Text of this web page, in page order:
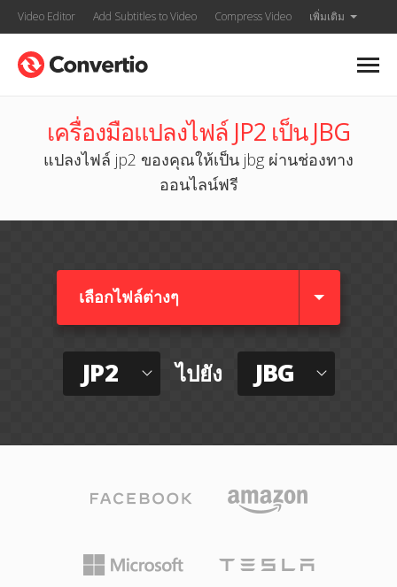
Video Editor Add Subtitles to Video Compress Video เพิ่มเติม
เครื่องมือแปลงไฟล์ JP2 เป็น JBG
แปลงไฟล์ jp2 ของคุณให้เป็น jbg ผ่านช่องทาง
ออนไลน์ฟรี
เลือกไฟล์ต่างๆ​
JP2 ไปยัง JBG